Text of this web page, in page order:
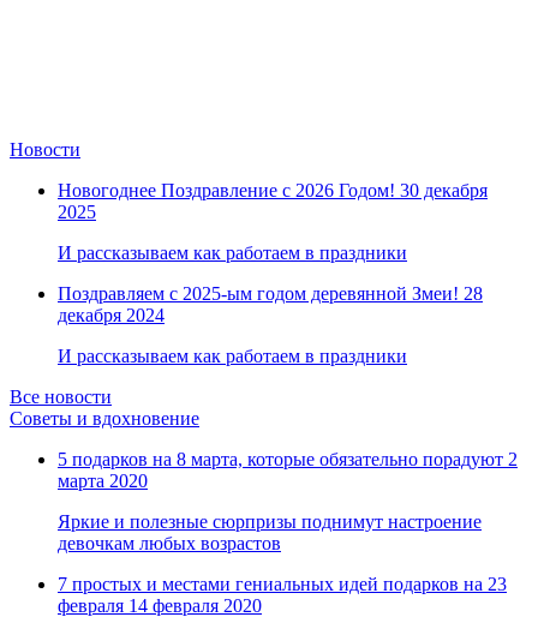
Новости
Новогоднее Поздравление с 2026 Годом! 30 декабря
2025
И рассказываем как работаем в праздники
Поздравляем с 2025-ым годом деревянной Змеи! 28
декабря 2024
И рассказываем как работаем в праздники
Все новости
Советы и вдохновение
5 подарков на 8 марта, которые обязательно порадуют 2
марта 2020
Яркие и полезные сюрпризы поднимут настроение
девочкам любых возрастов
7 простых и местами гениальных идей подарков на 23
февраля 14 февраля 2020